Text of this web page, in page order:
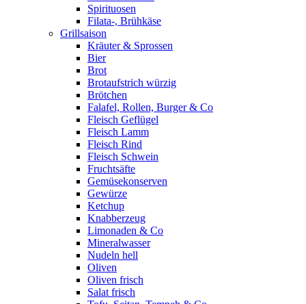
Spirituosen
Filata-, Brühkäse
Grillsaison
Kräuter & Sprossen
Bier
Brot
Brotaufstrich würzig
Brötchen
Falafel, Rollen, Burger & Co
Fleisch Geflügel
Fleisch Lamm
Fleisch Rind
Fleisch Schwein
Fruchtsäfte
Gemüsekonserven
Gewürze
Ketchup
Knabberzeug
Limonaden & Co
Mineralwasser
Nudeln hell
Oliven
Oliven frisch
Salat frisch